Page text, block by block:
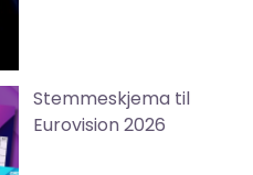
Stemmeskjema til
Eurovision 2026